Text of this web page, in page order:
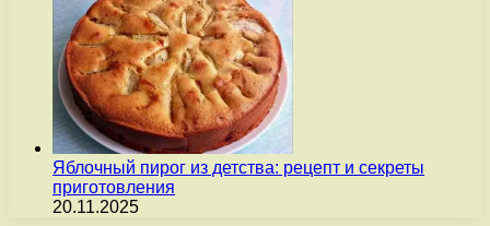
Яблочный пирог из детства: рецепт и секреты
приготовления
20.11.2025